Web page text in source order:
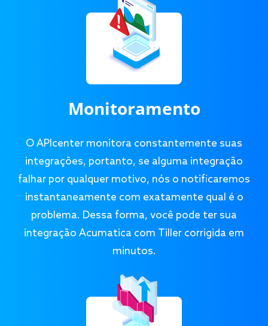
Monitoramento
O APIcenter monitora constantemente suas
integrações, portanto, se alguma integração
falhar por qualquer motivo, nós o notificaremos
instantaneamente com exatamente qual é o
problema. Dessa forma, você pode ter sua
integração Acumatica com Tiller corrigida em
minutos.